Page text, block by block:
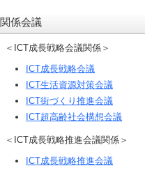
関係会議
＜ICT成長戦略会議関係＞
ICT成長戦略会議
ICT生活資源対策会議
ICT街づくり推進会議
ICT超高齢社会構想会議
＜ICT成長戦略推進会議関係＞
ICT成長戦略推進会議